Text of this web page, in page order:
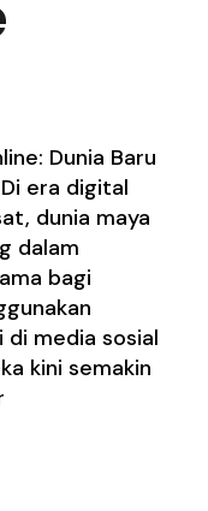
Dunia Baru
era digital
dunia maya
dalam
bagi
media sosial
kini semakin